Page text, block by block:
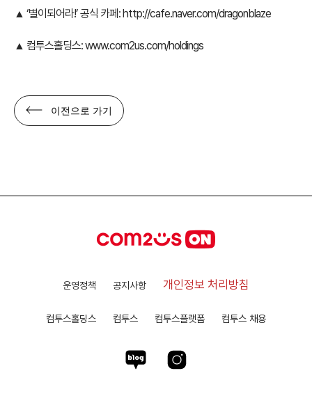
▲ ‘별이되어라!’ 공식 카페:http://cafe.naver.com/dragonblaze
▲ 컴투스홀딩스:www.com2us.com/holdings
이전으로 가기
운영정책 공지사항 개인정보 처리방침
컴투스홀딩스 컴투스 컴투스플랫폼 컴투스 채용